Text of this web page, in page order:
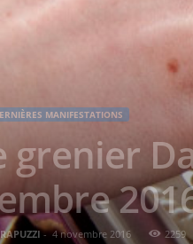
MANIFESTATIONS
grenier
- 4 novembre 2016 2259